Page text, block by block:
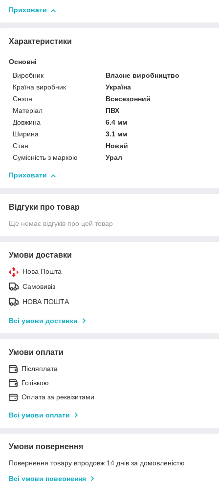
Приховати
Характеристики
Основні
Виробник
Власне виробництво
Країна виробник
Україна
Сезон
Всесезонний
Матеріал
ПВХ
Довжина
6.4 мм
Ширина
3.1 мм
Стан
Новий
Сумісність з маркою
Урал
Приховати
Відгуки про товар
Ще немає відгуків про цей товар
Умови доставки
Нова Пошта
Самовивіз
НОВА ПОШТА
Всі умови доставки
Умови оплати
Післяплата
Готівкою
Оплата за реквізитами
Всі умови оплати
Умови повернення
Повернення товару впродовж 14 днів за домовленістю
Всі умови повернення